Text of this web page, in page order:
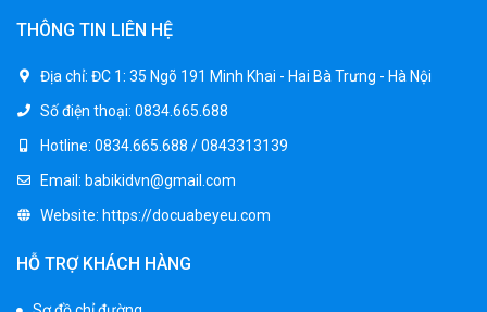
Xe ô tô điện trẻ em địa hình M666
2.850.000 ₫
Xe máy điện trẻ em BJQ-M03
1.650.000 ₫
THÔNG TIN LIÊN HỆ
Địa chỉ: ĐC 1: 35 Ngõ 191 Minh Khai - Hai Bà Trưng - Hà Nội
Số điện thoại: 0834.665.688
Hotline: 0834.665.688 / 0843313139
Email: babikidvn@gmail.com
Website: https://docuabeyeu.com
HỖ TRỢ KHÁCH HÀNG